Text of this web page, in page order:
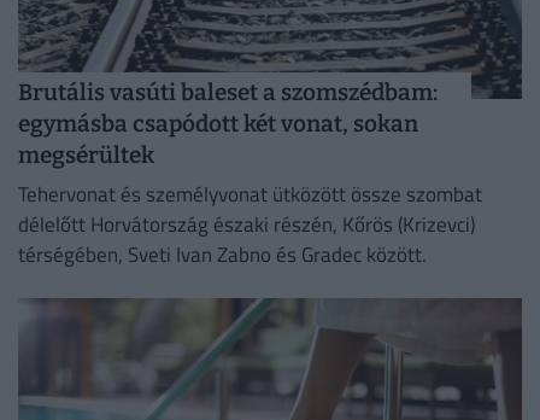
Brutális vasúti baleset a szomszédbam:
egymásba csapódott két vonat, sokan
megsérültek
Tehervonat és személyvonat ütközött össze szombat
délelőtt Horvátország északi részén, Kőrös (Krizevci)
térségében, Sveti Ivan Zabno és Gradec között.